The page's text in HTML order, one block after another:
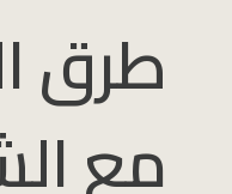
طرق
مع